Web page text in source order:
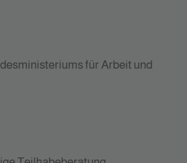
für Arbeit und